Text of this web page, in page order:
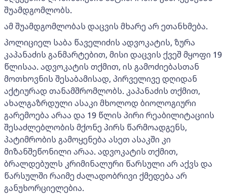
შუამდგომლობს.
ამ შუამდგომლობას დაცვის მხარე არ ეთანხმება.
პოლიციელ საბა წაველიძის ადვოკატის, ზურა
კაპანაძის განმარტებით, მისი დაცვის ქვეშ მყოფი 19
წლისაა. ადვოკატის თქმით, ის გამოძიებასთან
მოთხოვნის შესაბამისად, პირველივე დღიდან
აქტიურად თანამშრომლობს. კაპანაძის თქმით,
ახალგაზრდული ასაკი მხოლოდ ბიოლოგიური
გარემოება არაა და 19 წლის პირი რეაბილიტაციის
შესაძლებლობის მქონე პირს წარმოადგენს,
პატიმრობის გამოყენება ასეთ ასაკში კი
მიზანშეწონილი არაა. ადვოკატის თქმით,
ბრალდებულს კრიმინალური წარსული არ აქვს და
წარსულში რაიმე ძალადობრივი ქმედება არ
განუხორციელებია.